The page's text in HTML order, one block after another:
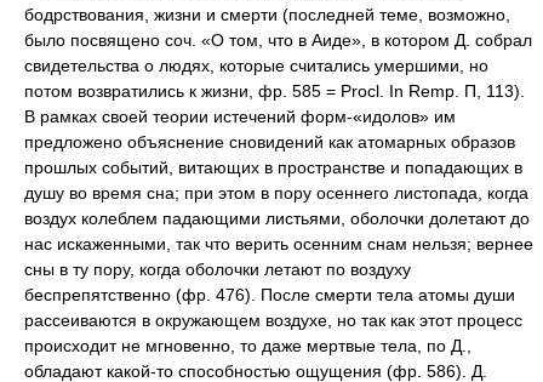
бодрствования, жизни и смерти (последней теме, возможно,
было посвящено соч. «О том, что в Аиде», в котором Д. собрал
свидетельства о людях, которые считались умершими, но
потом возвратились к жизни, фр. 585 = Procl. In Remp. Π, 113).
В рамках своей теории истечений форм-«идолов» им
предложено объяснение сновидений как атомарных образов
прошлых событий, витающих в пространстве и попадающих в
душу во время сна; при этом в пору осеннего листопада, когда
воздух колеблем падающими листьями, оболочки долетают до
нас искаженными, так что верить осенним снам нельзя; вернее
сны в ту пору, когда оболочки летают по воздуху
беспрепятственно (фр. 476). После смерти тела атомы души
рассеиваются в окружающем воздухе, но так как этот процесс
происходит не мгновенно, то даже мертвые тела, по Д.,
обладают какой-то способностью ощущения (фр. 586). Д.